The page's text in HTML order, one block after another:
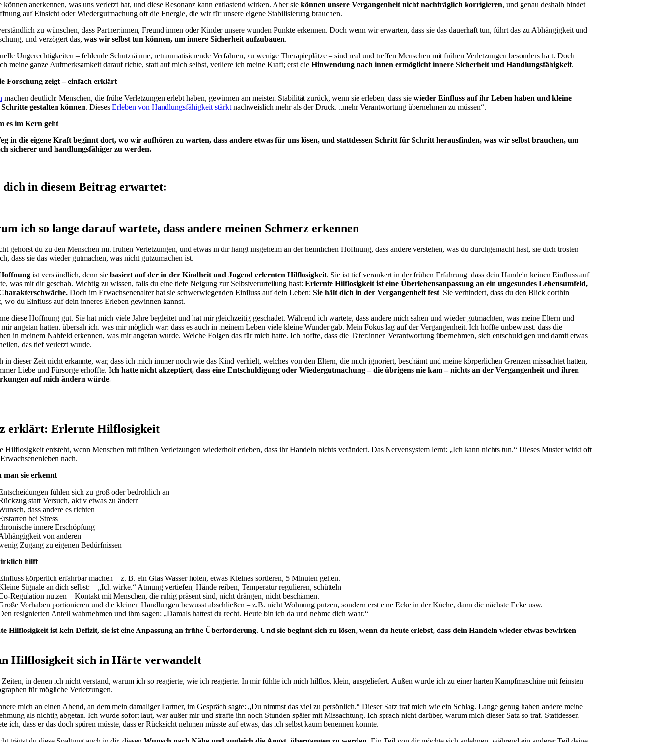
können anerkennen, was uns verletzt hat, und diese Resonanz kann entlastend wirken. Aber sie können unsere Vergangenheit nicht nachträglich korrigieren, und genau deshalb bindet
auf Einsicht oder Wiedergutmachung oft die Energie, die wir für unsere eigene Stabilisierung brauchen.
zu wünschen, dass Partner:innen, Freund:innen oder Kinder unsere wunden Punkte erkennen. Doch wenn wir erwarten, dass sie das dauerhaft tun, führt das zu Abhängigkeit und
und verzögert das, was wir selbst tun können, um innere Sicherheit aufzubauen.
Ungerechtigkeiten – fehlende Schutzräume, retraumatisierende Verfahren, zu wenige Therapieplätze – sind real und treffen Menschen mit frühen Verletzungen besonders hart. Doch
meine ganze Aufmerksamkeit darauf richte, statt auf mich selbst, verliere ich meine Kraft; erst die Hinwendung nach innen ermöglicht innere Sicherheit und Handlungsfähigkeit.
Forschung zeigt – einfach erklärt
machen deutlich: Menschen, die frühe Verletzungen erlebt haben, gewinnen am meisten Stabilität zurück, wenn sie erleben, dass sie wieder Einfluss auf ihr Leben haben und kleine
Schritte gestalten können. Dieses Erleben von Handlungsfähigkeit stärktnachweislich mehr als der Druck, „mehr Verantwortung übernehmen zu müssen“.
es im Kern geht
in die eigene Kraft beginnt dort, wo wir aufhören zu warten, dass andere etwas für uns lösen, und stattdessen Schritt für Schritt herausfinden, was wir selbst brauchen, um
sicherer und handlungsfähiger zu werden.
dich in diesem Beitrag erwartet:
ich so lange darauf wartete, dass andere meinen Schmerz erkennen
gehörst du zu den Menschen mit frühen Verletzungen, und etwas in dir hängt insgeheim an der heimlichen Hoffnung, dass andere verstehen, was du durchgemacht hast, sie dich trösten
dass sie das wieder gutmachen, was nicht gutzumachen ist.
ist verständlich, denn sie basiert auf der in der Kindheit und Jugend erlernten Hilflosigkeit. Sie ist tief verankert in der frühen Erfahrung, dass dein Handeln keinen Einfluss auf
was mit dir geschah. Wichtig zu wissen, falls du eine tiefe Neigung zur Selbstverurteilung hast: Erlernte Hilflosigkeit ist eine Überlebensanpassung an ein ungesundes Lebensumfeld,
Doch im Erwachsenenalter hat sie schwerwiegenden Einfluss auf dein Leben: Sie hält dich in der Vergangenheit fest. Sie verhindert, dass du den Blick dorthin
wo du Einfluss auf dein inneres Erleben gewinnen kannst.
diese Hoffnung gut. Sie hat mich viele Jahre begleitet und hat mir gleichzeitig geschadet. Während ich wartete, dass andere mich sahen und wieder gutmachten, was meine Eltern und
mir angetan hatten, übersah ich, was mir möglich war: dass es auch in meinem Leben viele kleine Wunder gab. Mein Fokus lag auf der Vergangenheit. Ich hoffte unbewusst, dass die
in meinem Nahfeld erkennen, was mir angetan wurde. Welche Folgen das für mich hatte. Ich hoffte, dass die Täter:innen Verantwortung übernehmen, sich entschuldigen und damit etwas
das tief verletzt wurde.
in dieser Zeit nicht erkannte, war, dass ich mich immer noch wie das Kind verhielt, welches von den Eltern, die mich ignoriert, beschämt und meine körperlichen Grenzen missachtet hatten,
Liebe und Fürsorge erhoffte. Ich hatte nicht akzeptiert, dass eine Entschuldigung oder Wiedergutmachung – die übrigens nie kam – nichts an der Vergangenheit und ihren
auf mich ändern würde.
erklärt: Erlernte Hilflosigkeit
Hilflosigkeit entsteht, wenn Menschen mit frühen Verletzungen wiederholt erleben, dass ihr Handeln nichts verändert. Das Nervensystem lernt: „Ich kann nichts tun.“ Dieses Muster wirkt oft
nach.
man sie erkennt
fühlen sich zu groß oder bedrohlich an
statt Versuch, aktiv etwas zu ändern
dass andere es richten
bei Stress
innere Erschöpfung
von anderen
Zugang zu eigenen Bedürfnissen
hilft
körperlich erfahrbar machen – z. B. ein Glas Wasser holen, etwas Kleines sortieren, 5 Minuten gehen.
Signale an dich selbst: – „Ich wirke.“ Atmung vertiefen, Hände reiben, Temperatur regulieren, schütteln
Regulation nutzen – Kontakt mit Menschen, die ruhig präsent sind, nicht drängen, nicht beschämen.
Vorhaben portionieren und die kleinen Handlungen bewusst abschließen – z.B. nicht Wohnung putzen, sondern erst eine Ecke in der Küche, dann die nächste Ecke usw.
resignierten Anteil wahrnehmen und ihm sagen: „Damals hattest du recht. Heute bin ich da und nehme dich wahr.“
Hilflosigkeit ist kein Defizit, sie ist eine Anpassung an frühe Überforderung. Und sie beginnt sich zu lösen, wenn du heute erlebst, dass dein Handeln wieder etwas bewirken
Hilflosigkeit sich in Härte verwandelt
Zeiten, in denen ich nicht verstand, warum ich so reagierte, wie ich reagierte. In mir fühlte ich mich hilflos, klein, ausgeliefert. Außen wurde ich zu einer harten Kampfmaschine mit feinsten
für mögliche Verletzungen.
mich an einen Abend, an dem mein damaliger Partner, im Gespräch sagte: „Du nimmst das viel zu persönlich.“ Dieser Satz traf mich wie ein Schlag. Lange genug haben andere meine
als nichtig abgetan. Ich wurde sofort laut, war außer mir und strafte ihn noch Stunden später mit Missachtung. Ich sprach nicht darüber, warum mich dieser Satz so traf. Stattdessen
ich, dass er das doch spüren müsste, dass er Rücksicht nehmen müsste auf etwas, das ich selbst kaum benennen konnte.